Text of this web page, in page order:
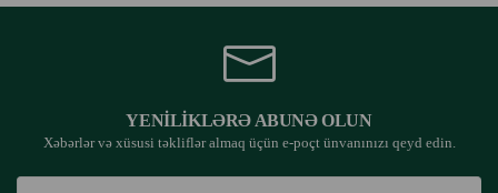
YENILIKLƏRƏ ABUNƏ OLUN
Xəbərlər və xüsusi təkliflər almaq üçün e-poçt ünvanınızı qeyd edin.